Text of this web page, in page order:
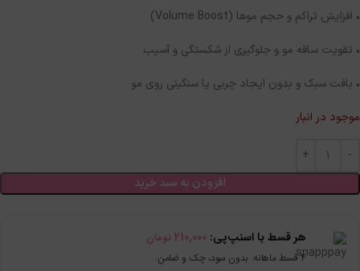
• افزایش تراکم و حجم موها (Volume Boost)
• تقویت ساقه مو و جلوگیری از شکستگی و آسیب
• بافت سبک و بدون ایجاد چربی یا سنگینی روی مو
موجود در انبار
افزودن به سبد خرید
هر قسط با اسنپ‌پی: 210,000 تومان
۴ قسط ماهانه. بدون سود، چک و ضامن.